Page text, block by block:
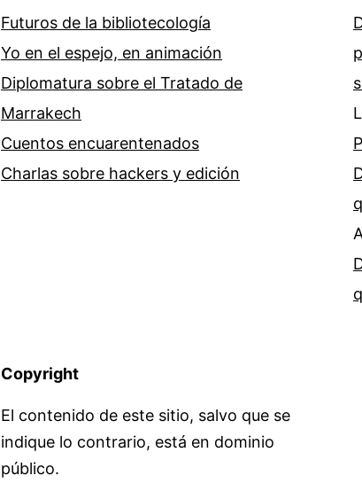
Futuros de la bibliotecología
Yo en el espejo, en animación
Diplomatura sobre el Tratado de
Marrakech
Cuentos encuarentenados
Charlas sobre hackers y edición
Copyright
El contenido de este sitio, salvo que se
indique lo contrario, está en dominio
público.